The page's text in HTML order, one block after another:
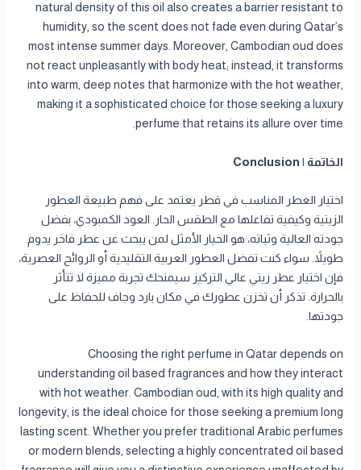
natural density of this oil also creates a barrier resistant to
humidity, so the scent does not fade even during Qatar’s
most intense summer days. Moreover, Cambodian oud does
not react unpleasantly with body heat; instead, it transforms
into warm, deep notes that harmonize with the hot weather,
making it a sophisticated choice for those seeking a luxury
perfume that retains its allure over time.
الخاتمة | Conclusion
اختيار العطر المناسب في قطر يعتمد على فهم طبيعة العطور
الزيتية وكيفية تفاعلها مع الطقس الحار. العود الكمبودي، بفضل
جودته العالية وثباته، هو الخيار الأمثل لمن يبحث عن عطر فاخر يدوم
طويلاً. سواء كنت تفضل العطور العربية التقليدية أو الروائح العصرية،
فإن اختيار عطر زيتي عالي التركيز سيمنحك تجربة مميزة لا تتأثر
بالحرارة. تذكر أن تخزن عطورك في مكان بارد وجاف للحفاظ على
جودتها.
Choosing the right perfume in Qatar depends on
understanding oil based fragrances and how they interact
with hot weather. Cambodian oud, with its high quality and
longevity, is the ideal choice for those seeking a premium long
lasting scent. Whether you prefer traditional Arabic perfumes
or modern blends, selecting a highly concentrated oil based